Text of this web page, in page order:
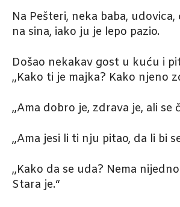
Na Pešteri, neka baba,
na sina, iako ju je lepo pazio.
Došao nekakav gost u kuću i
„Kako ti je majka? Kako njeno
„Ama dobro je, zdrava je, ali se
„Ama jesi li ti nju pitao, da li bi
„Kako da se uda? Nema
Stara je.“